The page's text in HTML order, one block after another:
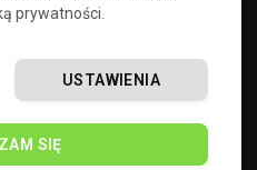
2025 0
prywatności.
SIĘ
USTAWIENIA